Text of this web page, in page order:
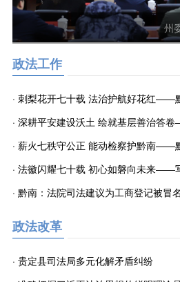
州
政法工作
· 刺梨花开七十载 法治护航好花红——
族自治州建州70周年法治建设发展观察
· 深耕平安建设沃土 绘就基层善治答
以实干作答致敬建州70周年平安征程
· 薪火七秩守公正 能动检察护黔南——
族自治州成立70周年检察工作综述
· 法徽闪耀七十载 初心如磐向未来——
族苗族自治州成立70周年之际
· 黔南：法院司法建议为工商登记被冒
政法改革
· 贵定县司法局多元化解矛盾纠纷